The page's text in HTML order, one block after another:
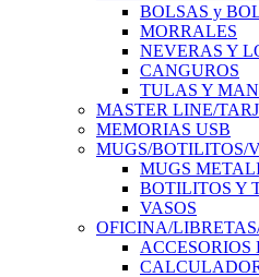
BOLSAS y
MORRALES
NEVERAS Y
CANGUROS
TULAS Y
MASTER LINE/
MEMORIAS USB
MUGS/BOTILITOS/
MUGS
BOTILITOS Y
VASOS
OFICINA/
ACCESORIOS